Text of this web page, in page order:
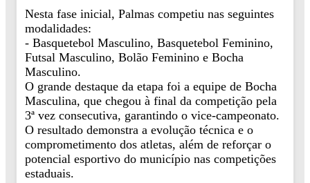
Nesta fase inicial, Palmas competiu nas seguintes
modalidades:
- Basquetebol Masculino, Basquetebol Feminino,
Futsal Masculino, Bolão Feminino e Bocha
Masculino.
O grande destaque da etapa foi a equipe de Bocha
Masculina, que chegou à final da competição pela
3ª vez consecutiva, garantindo o vice-campeonato.
O resultado demonstra a evolução técnica e o
comprometimento dos atletas, além de reforçar o
potencial esportivo do município nas competições
estaduais.